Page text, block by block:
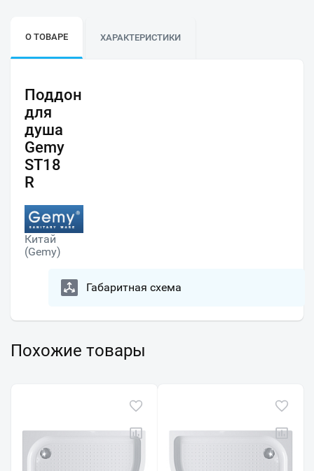
О ТОВАРЕ ХАРАКТЕРИСТИКИ
Поддон
для
душа
Gemy
ST18
R
Китай
(Gemy)
Габаритная схема
Похожие товары